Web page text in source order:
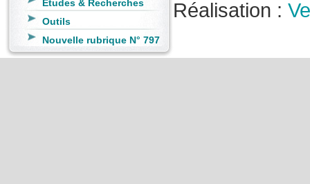
Etudes & Recherches
Outils
Nouvelle rubrique N° 797
Réalisation :